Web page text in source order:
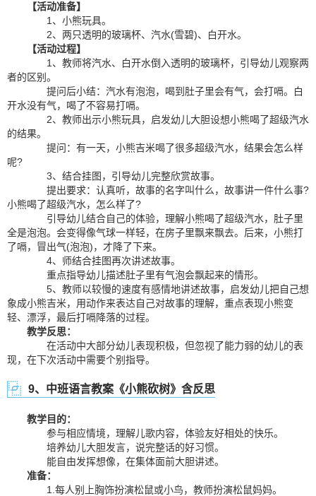
【活动准备】
1、小熊玩具。
2、两只透明的玻璃杯、汽水(雪碧)、白开水。
【活动过程】
1、教师将汽水、白开水倒入透明的玻璃杯，引导幼儿观察两
者的区别。
提问后小结：汽水有泡泡，喝到肚子里会有气，会打嗝。白
开水没有气，喝了不容易打嗝。
2、教师出示小熊玩具，启发幼儿大胆设想小熊喝了超级汽水
的结果。
提问：有一天，小熊吉米喝了很多超级汽水，结果会怎么样
呢?
3、结合挂图，引导幼儿完整欣赏故事。
提出要求：认真听，故事的名字叫什么，故事讲一件什么事?
小熊喝了超级汽水，怎么样了?
引导幼儿结合自己的体验，理解小熊喝了超级汽水，肚子里
全是泡泡。会变得像气球一样轻，在房子里飘来飘去。后来，小熊打
了嗝，冒出气(泡泡)，才降了下来。
4、师结合挂图再次讲述故事。
重点指导幼儿描述肚子里有气泡会飘起来的情形。
5、教师以较慢的速度有感情地讲述故事，启发幼儿把自己想
象成小熊吉米，用动作来表达自己对故事的理解，重点表现小熊变
轻、漂浮，最后打嗝降落的过程。
教学反思：
在活动中大部分幼儿表现积极，但忽视了能力弱的幼儿的表
现，在下次活动中需要个别指导。
9、中班语言教案《小熊砍树》含反思
教学目的：
参与相应情境，理解儿歌内容，体验友好相处的快乐。
培养幼儿大胆发言，说完整话的好习惯。
能自由发挥想像，在集体面前大胆讲述。
准备：
1.每人别上胸饰扮演松鼠或小鸟，教师扮演松鼠妈妈。